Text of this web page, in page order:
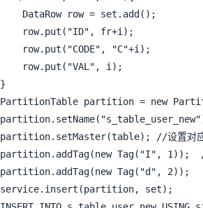
}
PartitionTable partition = new
partition.setMaster(table); //设置对应
partition.addTag(new Tag("I", 1));  //
partition.addTag(new Tag("d", 2));
service.insert(partition, set);